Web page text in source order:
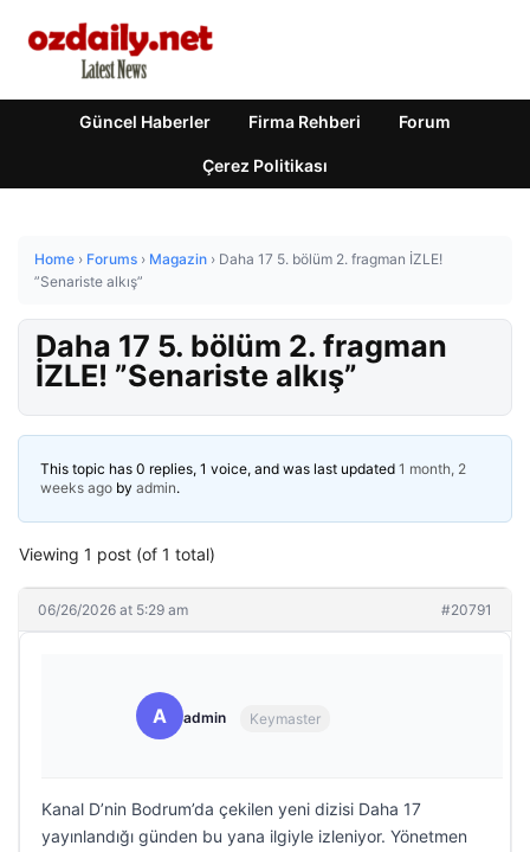
Güncel Haberler Firma Rehberi Forum
Çerez Politikası
Home › Forums › Magazin › Daha 17 5. bölüm 2. fragman İZLE!
”Senariste alkış”
Daha 17 5. bölüm 2. fragman
İZLE! ”Senariste alkış”
This topic has 0 replies, 1 voice, and was last updated 1 month, 2
weeks ago by admin.
Viewing 1 post (of 1 total)
06/26/2026 at 5:29 am #20791
A admin Keymaster
Kanal D’nin Bodrum’da çekilen yeni dizisi Daha 17
yayınlandığı günden bu yana ilgiyle izleniyor. Yönetmen